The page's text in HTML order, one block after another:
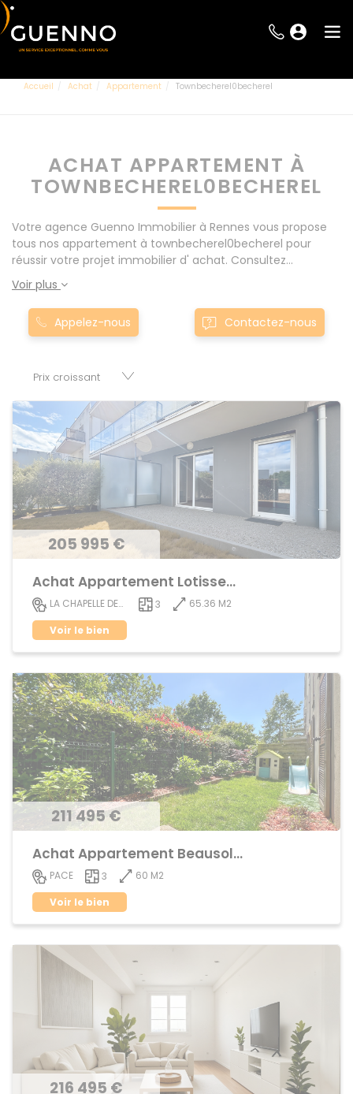
Accueil Achat Appartement Townbecherel0becherel
ACHAT APPARTEMENT À
TOWNBECHEREL0BECHEREL
Votre agence Guenno Immobilier à Rennes vous propose
tous nos appartement à townbecherel0becherel pour
réussir votre projet immobilier d' achat. Consultez
l'ensemble de nos offres à Rennes mais également aux
alentours : Le Rheu, Pacé, Montgermont... Nos appartement
à townbecherel0becherel sont proposés au meilleur prix du
marché pour permettre au plus grand nombre de réussir
appartements, maisons, immeubles, terrains et murs.
Voir plus
Appelez-nous Contactez-nous
205 995 €
Achat Appartement Lotissement
LA CHAPELLE DES FOUGERETZ 3
65.36 M2
Voir le bien
211 495 €
Achat Appartement Beausoleil
PACE 3
60 M2
Voir le bien
216 495 €